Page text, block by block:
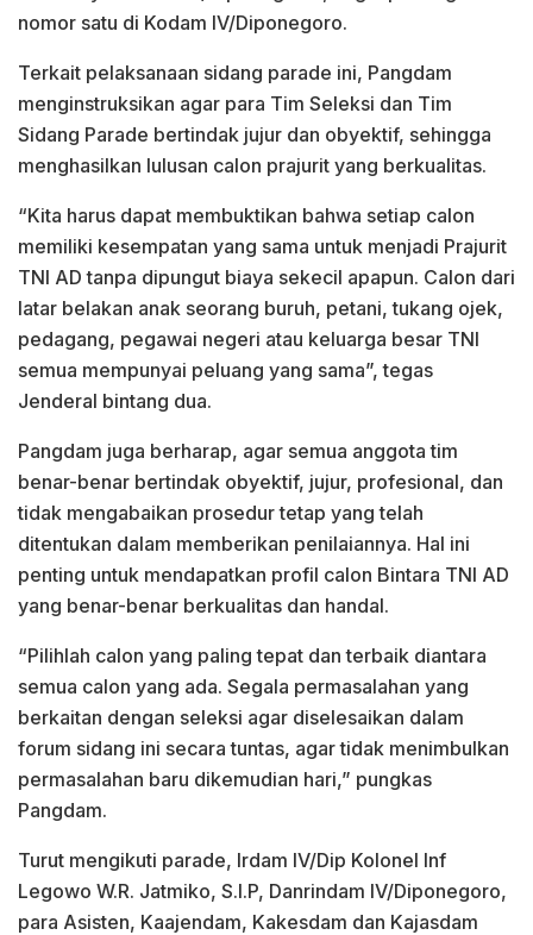
nomor satu di Kodam IV/Diponegoro.
Terkait pelaksanaan sidang parade ini, Pangdam
menginstruksikan agar para Tim Seleksi dan Tim
Sidang Parade bertindak jujur dan obyektif, sehingga
menghasilkan lulusan calon prajurit yang berkualitas.
“Kita harus dapat membuktikan bahwa setiap calon
memiliki kesempatan yang sama untuk menjadi Prajurit
TNI AD tanpa dipungut biaya sekecil apapun. Calon dari
latar belakan anak seorang buruh, petani, tukang ojek,
pedagang, pegawai negeri atau keluarga besar TNI
semua mempunyai peluang yang sama”, tegas
Jenderal bintang dua.
Pangdam juga berharap, agar semua anggota tim
benar-benar bertindak obyektif, jujur, profesional, dan
tidak mengabaikan prosedur tetap yang telah
ditentukan dalam memberikan penilaiannya. Hal ini
penting untuk mendapatkan profil calon Bintara TNI AD
yang benar-benar berkualitas dan handal.
“Pilihlah calon yang paling tepat dan terbaik diantara
semua calon yang ada. Segala permasalahan yang
berkaitan dengan seleksi agar diselesaikan dalam
forum sidang ini secara tuntas, agar tidak menimbulkan
permasalahan baru dikemudian hari,” pungkas
Pangdam.
Turut mengikuti parade, Irdam IV/Dip Kolonel Inf
Legowo W.R. Jatmiko, S.I.P, Danrindam IV/Diponegoro,
para Asisten, Kaajendam, Kakesdam dan Kajasdam